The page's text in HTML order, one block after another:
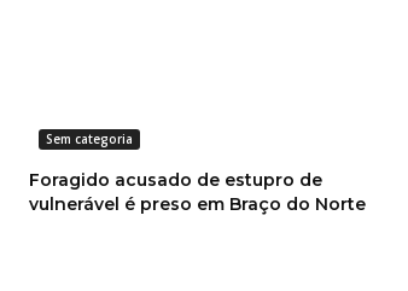
Sem categoria
Foragido acusado de estupro de
vulnerável é preso em Braço do Norte